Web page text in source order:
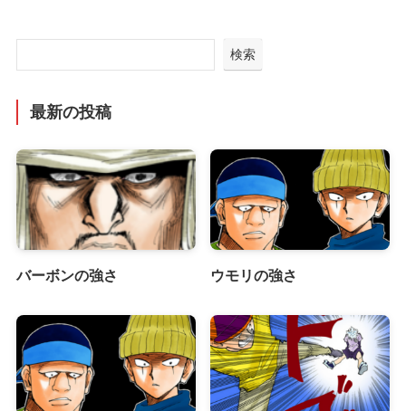
検索
最新の投稿
バーボンの強さ ウモリの強さ